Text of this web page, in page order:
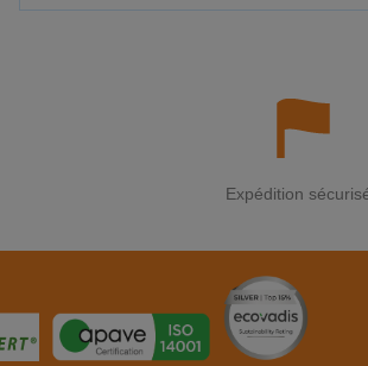
Expédition